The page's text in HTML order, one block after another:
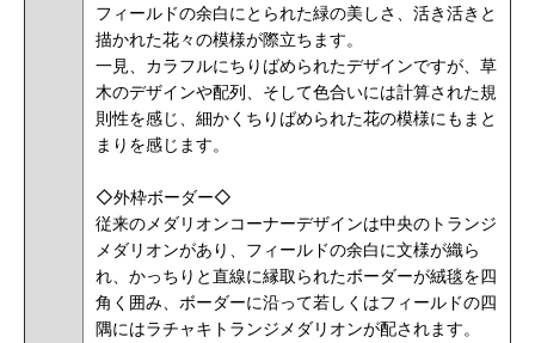
フィールドの余白にとられた緑の美しさ、活き活きと
描かれた花々の模様が際立ちます。
一見、カラフルにちりばめられたデザインですが、草
木のデザインや配列、そして色合いには計算された規
則性を感じ、細かくちりばめられた花の模様にもまと
まりを感じます。
◇外枠ボーダー◇
従来のメダリオンコーナーデザインは中央のトランジ
メダリオンがあり、フィールドの余白に文様が織ら
れ、かっちりと直線に縁取られたボーダーが絨毯を四
角く囲み、ボーダーに沿って若しくはフィールドの四
隅にはラチャキトランジメダリオンが配されます。